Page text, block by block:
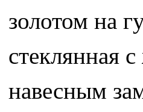
золотом на
стеклянная
навесным